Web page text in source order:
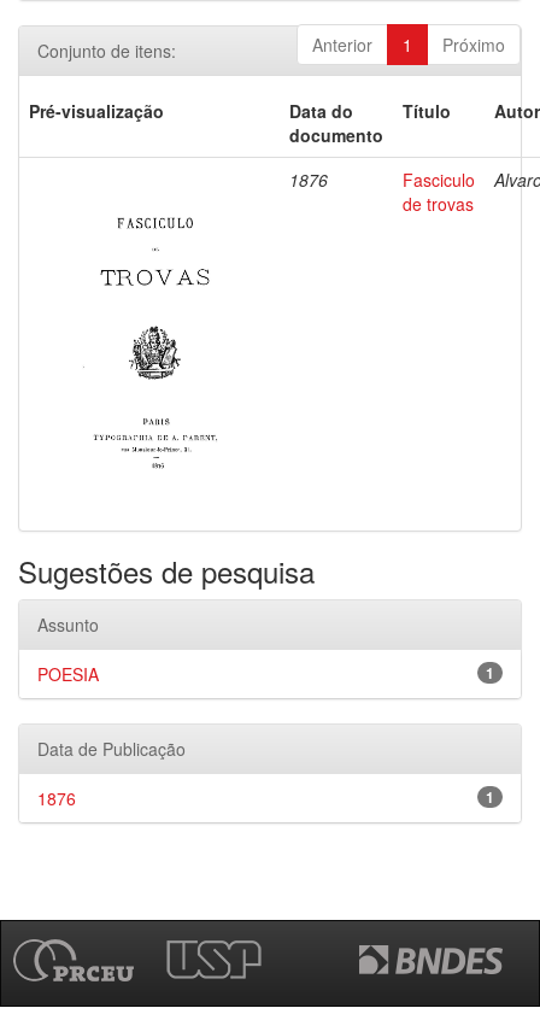
Anterior 1 Próximo
Conjunto de itens:
Pré-visualização
Data do
documento
Título
1876
Fasciculo
de trovas
Sugestões de pesquisa
Assunto
1
POESIA
Data de Publicação
1
1876